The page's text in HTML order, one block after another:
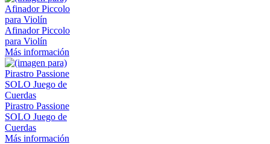
Afinador Piccolo
para Violín
Más información
Pirastro Passione
SOLO Juego de
Cuerdas
Más información